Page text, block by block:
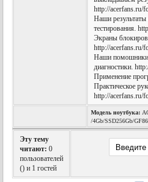
http://acerfans.ru/
Наши
тестирования.
Экраны
http://acerfans.ru/
Наши помошники
диагностики.
Применение
Практическое
http://acerfans.ru/
Модель ноутбука:
/4Gb/SSD256Gb/
Эту тему
читают: 0
пользователей
() и 1 гостей